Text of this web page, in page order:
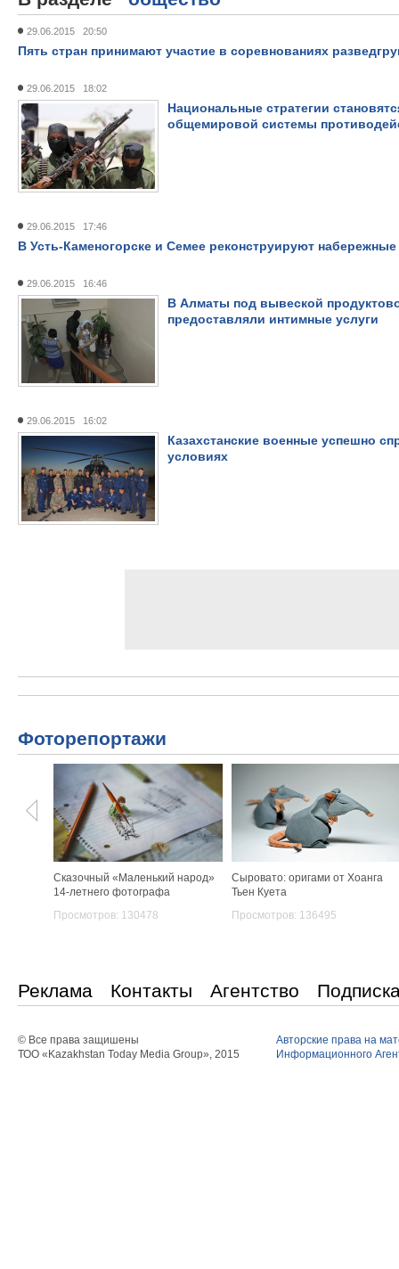
29.06.2015 20:50
Пять стран принимают участие в соревнованиях
29.06.2015 18:02
Национальные стратегии
общемировой системы
29.06.2015 17:46
В Усть-Каменогорске и Семее реконструируют
29.06.2015 16:46
В Алматы под вывеской
предоставляли интимные услуги
29.06.2015 16:02
Казахстанские военные успешно
условиях
Фоторепортажи
Сказочный «Маленький народ»
14-летнего фотографа
Просмотров: 130478
Сыровато: оригами от Хоанга
Тьен Куета
Просмотров: 136495
Реклама Контакты Агентство
© Все права защишены
ТОО «Kazakhstan Today Media Group», 2015
Авторские права на
Информационного